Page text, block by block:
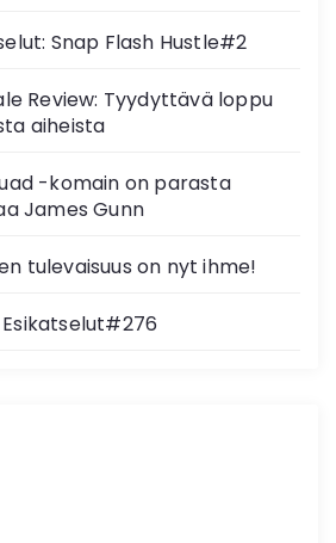
Snap Flash Hustle#2
Review: Tyydyttävä loppu
aiheista
-komain on parasta
James Gunn
tulevaisuus on nyt ihme!